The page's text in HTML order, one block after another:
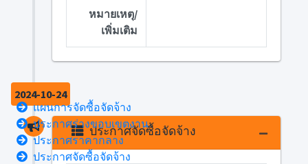
หมายเหตุ/
เพิ่มเติม
2024-10-24
ประกาศจัดซื้อจัดจ้าง
แผนการจัดซื้อจัดจ้าง
ประกาศร่างขอบเขตงาน
ประกาศราคากลาง
ประกาศจัดซื้อจัดจ้าง